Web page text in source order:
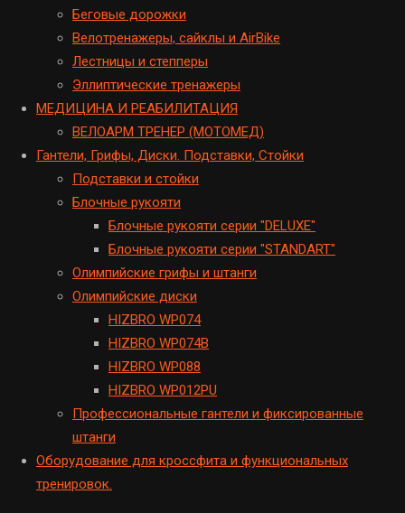
Беговые дорожки
Велотренажеры, сайклы и AirBike
Лестницы и степперы
Эллиптические тренажеры
МЕДИЦИНА И РЕАБИЛИТАЦИЯ
ВЕЛОАРМ ТРЕНЕР (МОТОМЕД)
Гантели, Грифы, Диски. Подставки, Стойки
Подставки и стойки
Блочные рукояти
Блочные рукояти серии "DELUXE"
Блочные рукояти серии "STANDART"
Олимпийские грифы и штанги
Олимпийские диски
HIZBRO WP074
HIZBRO WP074B
HIZBRO WP088
HIZBRO WP012PU
Профессиональные гантели и фиксированные
штанги
Оборудование для кроссфита и функциональных
тренировок.